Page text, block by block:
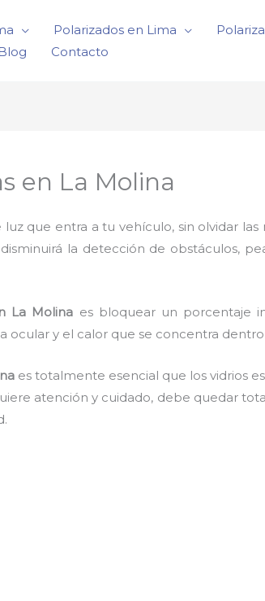
Polarizados en Lima
Blog Contacto
en La Molina
que entra a tu vehículo, sin olvidar
la detección de obstáculos,
La Molina es bloquear un porcentaje
ocular y el calor que se concentra
es totalmente esencial que los vidrios
atención y cuidado, debe quedar